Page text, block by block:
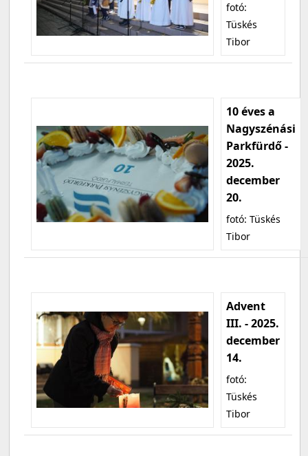
fotó:
Tüskés
Tibor
10 éves a
Nagyszénási
Parkfürdő -
2025.
december
20.
fotó: Tüskés
Tibor
Advent
III. - 2025.
december
14.
fotó:
Tüskés
Tibor